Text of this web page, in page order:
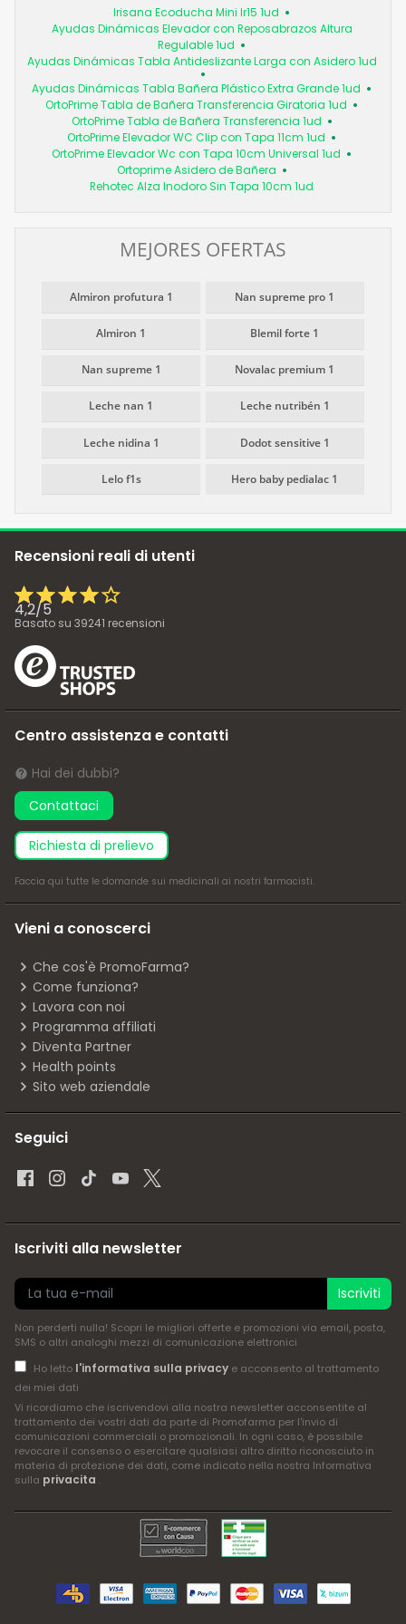
Irisana Ecoducha Mini Ir15 1ud
Ayudas Dinámicas Elevador con Reposabrazos Altura
Regulable 1ud
Ayudas Dinámicas Tabla Antideslizante Larga con Asidero 1ud
Ayudas Dinámicas Tabla Bañera Plástico Extra Grande 1ud
OrtoPrime Tabla de Bañera Transferencia Giratoria 1ud
OrtoPrime Tabla de Bañera Transferencia 1ud
OrtoPrime Elevador WC Clip con Tapa 11cm 1ud
OrtoPrime Elevador Wc con Tapa 10cm Universal 1ud
Ortoprime Asidero de Bañera
Rehotec Alza Inodoro Sin Tapa 10cm 1ud
MEJORES OFERTAS
Almiron profutura 1 Nan supreme pro 1
Almiron 1 Blemil forte 1
Nan supreme 1 Novalac premium 1
Leche nan 1 Leche nutribén 1
Leche nidina 1 Dodot sensitive 1
Lelo f1s Hero baby pedialac 1
Recensioni reali di utenti
4,2/5
Basato su 39241 recensioni
Centro assistenza e contatti
Hai dei dubbi?
Contattaci
richiesta di prelievo
Faccia qui tutte le domande sui medicinali ai nostri farmacisti.
Vieni a conoscerci
Che cos'è PromoFarma?
Come funziona?
Lavora con noi
Programma affiliati
Diventa Partner
Health points
Sito web aziendale
Seguici
Iscriviti alla newsletter
Iscriviti
Non perderti nulla! Scopri le migliori offerte e promozioni via email, posta,
SMS o altri analoghi mezzi di comunicazione elettronici
Ho letto l'informativa sulla privacye acconsento al trattamento
dei miei dati
Vi ricordiamo che iscrivendovi alla nostra newsletter acconsentite al
trattamento dei vostri dati da parte di Promofarma per l'invio di
comunicazioni commerciali o promozionali. In ogni caso, è possibile
revocare il consenso o esercitare qualsiasi altro diritto riconosciuto in
materia di protezione dei dati, come indicato nella nostra Informativa
sulla privacita .